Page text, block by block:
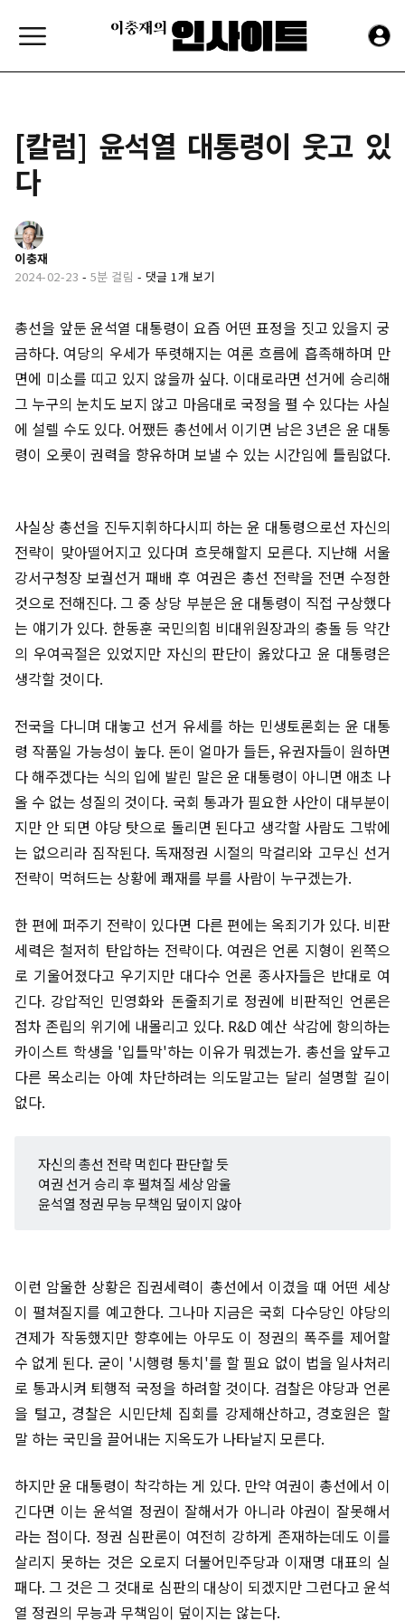
[칼럼] 윤석열 대통령이 웃고 있
다
이충재
2024-02-23 - 5분 걸림 - 댓글 1개 보기
총선을 앞둔 윤석열 대통령이 요즘 어떤 표정을 짓고 있을지 궁
금하다. 여당의 우세가 뚜렷해지는 여론 흐름에 흡족해하며 만
면에 미소를 띠고 있지 않을까 싶다. 이대로라면 선거에 승리해
그 누구의 눈치도 보지 않고 마음대로 국정을 펼 수 있다는 사실
에 설렐 수도 있다. 어쨌든 총선에서 이기면 남은 3년은 윤 대통
령이 오롯이 권력을 향유하며 보낼 수 있는 시간임에 틀림없다.
사실상 총선을 진두지휘하다시피 하는 윤 대통령으로선 자신의
전략이 맞아떨어지고 있다며 흐뭇해할지 모른다. 지난해 서울
강서구청장 보궐선거 패배 후 여권은 총선 전략을 전면 수정한
것으로 전해진다. 그 중 상당 부분은 윤 대통령이 직접 구상했다
는 얘기가 있다. 한동훈 국민의힘 비대위원장과의 충돌 등 약간
의 우여곡절은 있었지만 자신의 판단이 옳았다고 윤 대통령은
생각할 것이다.
전국을 다니며 대놓고 선거 유세를 하는 민생토론회는 윤 대통
령 작품일 가능성이 높다. 돈이 얼마가 들든, 유권자들이 원하면
다 해주겠다는 식의 입에 발린 말은 윤 대통령이 아니면 애초 나
올 수 없는 성질의 것이다. 국회 통과가 필요한 사안이 대부분이
지만 안 되면 야당 탓으로 돌리면 된다고 생각할 사람도 그밖에
는 없으리라 짐작된다. 독재정권 시절의 막걸리와 고무신 선거
전략이 먹혀드는 상황에 쾌재를 부를 사람이 누구겠는가.
한 편에 퍼주기 전략이 있다면 다른 편에는 옥죄기가 있다. 비판
세력은 철저히 탄압하는 전략이다. 여권은 언론 지형이 왼쪽으
로 기울어졌다고 우기지만 대다수 언론 종사자들은 반대로 여
긴다. 강압적인 민영화와 돈줄죄기로 정권에 비판적인 언론은
점차 존립의 위기에 내몰리고 있다. R&D 예산 삭감에 항의하는
카이스트 학생을 '입틀막'하는 이유가 뭐겠는가. 총선을 앞두고
다른 목소리는 아예 차단하려는 의도말고는 달리 설명할 길이
없다.
자신의 총선 전략 먹힌다 판단할 듯
여권 선거 승리 후 펼쳐질 세상 암울
윤석열 정권 무능 무책임 덮이지 않아
이런 암울한 상황은 집권세력이 총선에서 이겼을 때 어떤 세상
이 펼쳐질지를 예고한다. 그나마 지금은 국회 다수당인 야당의
견제가 작동했지만 향후에는 아무도 이 정권의 폭주를 제어할
수 없게 된다. 굳이 '시행령 통치'를 할 필요 없이 법을 일사처리
로 통과시켜 퇴행적 국정을 하려할 것이다. 검찰은 야당과 언론
을 털고, 경찰은 시민단체 집회를 강제해산하고, 경호원은 할
말 하는 국민을 끌어내는 지옥도가 나타날지 모른다.
하지만 윤 대통령이 착각하는 게 있다. 만약 여권이 총선에서 이
긴다면 이는 윤석열 정권이 잘해서가 아니라 야권이 잘못해서
라는 점이다. 정권 심판론이 여전히 강하게 존재하는데도 이를
살리지 못하는 것은 오로지 더불어민주당과 이재명 대표의 실
패다. 그 것은 그 것대로 심판의 대상이 되겠지만 그런다고 윤석
열 정권의 무능과 무책임이 덮이지는 않는다.